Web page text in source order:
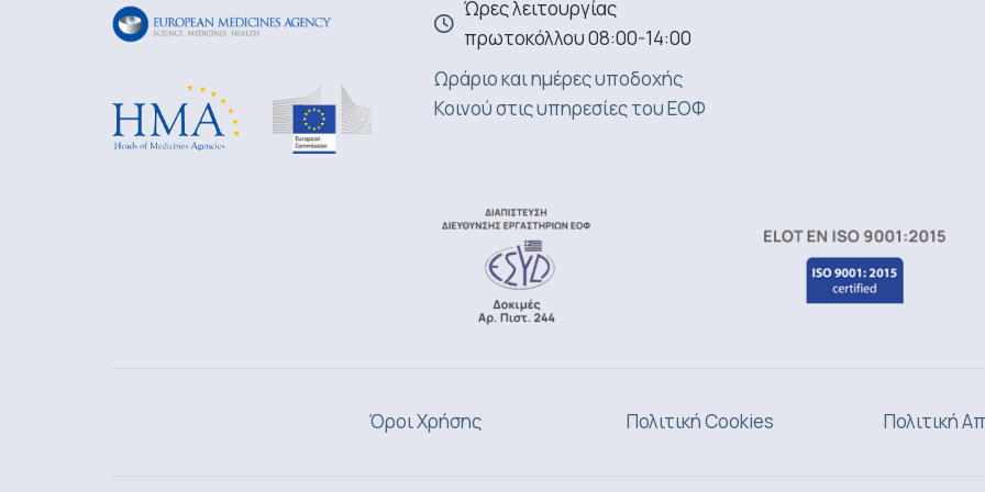
Ώρες λειτουργίας
πρωτοκόλλου 08:00-14:00
Ωράριο και ημέρες υποδοχής
Κοινού στις υπηρεσίες του ΕΟΦ
Όροι Χρήσης Πολιτική Cookies Πολιτική